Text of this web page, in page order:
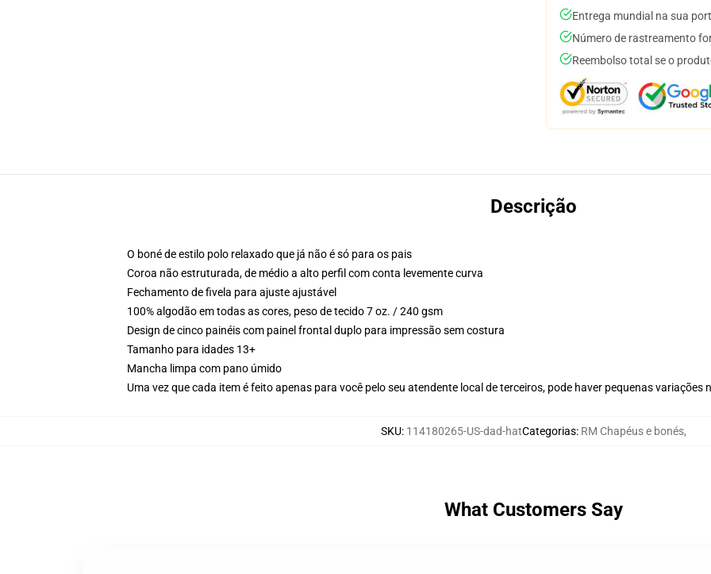
Entrega mundial na sua
Número de rastreamento
Reembolso total se o
Descrição
O boné de estilo polo relaxado que já não é só para os pais
Coroa não estruturada, de médio a alto perfil com conta levemente curva
Fechamento de fivela para ajuste ajustável
100% algodão em todas as cores, peso de tecido 7 oz. / 240 gsm
Design de cinco painéis com painel frontal duplo para impressão sem costura
Tamanho para idades 13+
Mancha limpa com pano úmido
Uma vez que cada item é feito apenas para você pelo seu atendente local de terceiros, pode haver pequenas variações
SKU: 114180265-US-dad-hatCategorias: RM Chapéus e bonés,
What Customers Say